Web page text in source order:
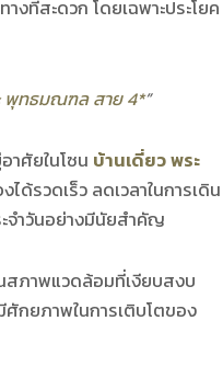
ที่สะดวก โดยเฉพาะประโยค
พุทธมณฑล สาย 4*”
าศัยในโซน บ้านเดี่ยว พระ
ได้รวดเร็ว ลดเวลาในการเดิน
จำวันอย่างมีนัยสำคัญ
สภาพแวดล้อมที่เงียบสงบ
ศักยภาพในการเติบโตของ